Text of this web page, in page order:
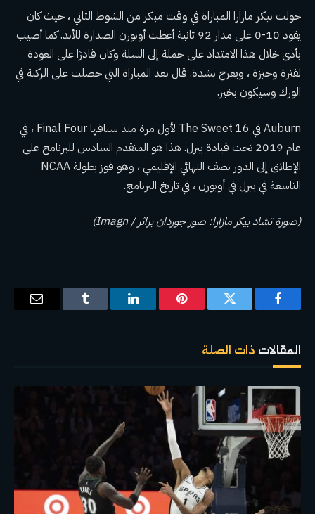
حولت بيكر مازارا المباراة في وقت مبكر من الشوط الثاني ، حيث كان
يقود 10-0 على مدار 92 ثانية أعطت أوبورن الصدارة للأبد. كما أصيب
بأذى خلال هذا الامتداد على حملة إلى السلة وكان قادرًا على العودة
لفترة وجيزة ، ويعرج بشدة. قال بعد المباراة التي حصلت على الركبة في
الورك وسيكون بخير.
Auburn في The Sweet 16 لأول مرة منذ سباقها Final Four ، في
عام 2019 تحت قيادة بيرل. هذا هو المتقدم السادس للبرنامج على
الإطلاق إلى الدور نصف النهائي الإقليمي ، وهو فوز بطولة NCAA
التاسعة في بيرل في أوبورن ، في تاريخ البرنامج.
(صورة تشاد بيكر مازارا: صور جوردان براثر / Imagn)
فيسبوك تويتر بينتيريستلينكدإن Tumblr
البريد
المقالات ذات الصلة